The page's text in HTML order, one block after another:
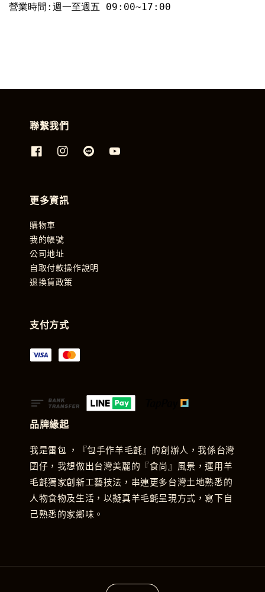
營業時間:週一至週五 09:00~17:00
聯繫我們
更多資訊
購物車
我的帳號
公司地址
自取付款操作說明
退換貨政策
支付方式
品牌緣起
我是雷包 ，『包手作羊毛氈』的創辦人，我係台灣
囝仔，我想做出台灣美麗的『食尚』風景，運用羊
毛氈獨家創新工藝技法，串連更多台灣土地熟悉的
人物食物及生活，以擬真羊毛氈呈現方式，寫下自
己熟悉的家鄉味。